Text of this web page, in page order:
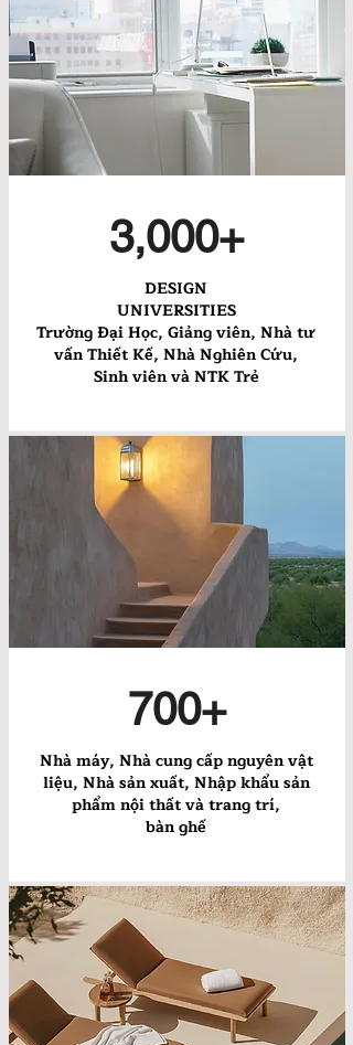
3,000+
DESIGN
UNIVERSITIES
Trường Đại Học, Giảng viên, Nhà tư
vấn Thiết Kế, Nhà Nghiên Cứu,
Sinh viên và NTK Trẻ
700+
Nhà máy, Nhà cung cấp nguyên vật
liệu, Nhà sản xuất, Nhập khẩu sản
phẩm nội thất và trang trí,
bàn ghế